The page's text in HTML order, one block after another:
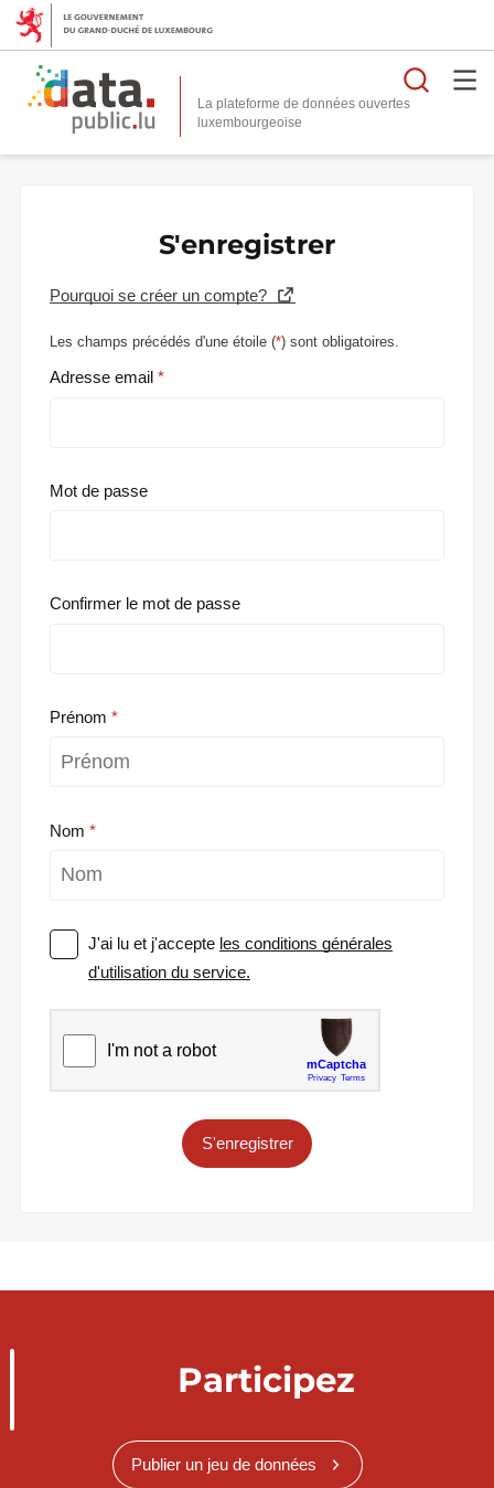
La plateforme de données ouvertes
S'enregistrer
Pourquoi se créer un compte?
Les champs précédés d'une étoile (*) sont obligatoires.
Adresse email
Mot de passe
Confirmer le mot de passe
Prénom
Nom
J'ai lu et j'accepte les conditions générales
d'utilisation du service.
S'enregistrer
Participez
Publier un jeu de données